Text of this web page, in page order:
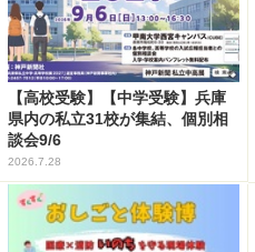
【高校受験】【中学受験】兵庫
県内の私立31校が集結、個別相
談会9/6
2026.7.28